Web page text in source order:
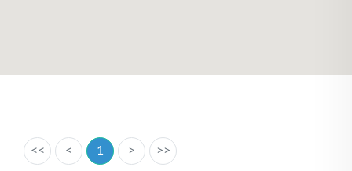
<< < 1 > >>